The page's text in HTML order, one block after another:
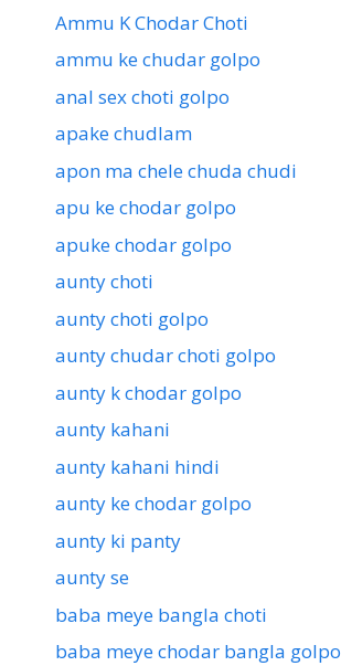
Ammu K Chodar Choti
ammu ke chudar golpo
anal sex choti golpo
apake chudlam
apon ma chele chuda chudi
apu ke chodar golpo
apuke chodar golpo
aunty choti
aunty choti golpo
aunty chudar choti golpo
aunty k chodar golpo
aunty kahani
aunty kahani hindi
aunty ke chodar golpo
aunty ki panty
aunty se
baba meye bangla choti
baba meye chodar bangla golpo